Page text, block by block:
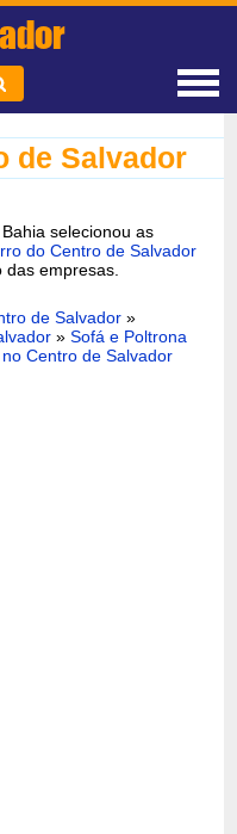
de Salvador
selecionou as
do Centro de Salvador
empresas.
de Salvador »
»Sofá e Poltrona
Centro de Salvador